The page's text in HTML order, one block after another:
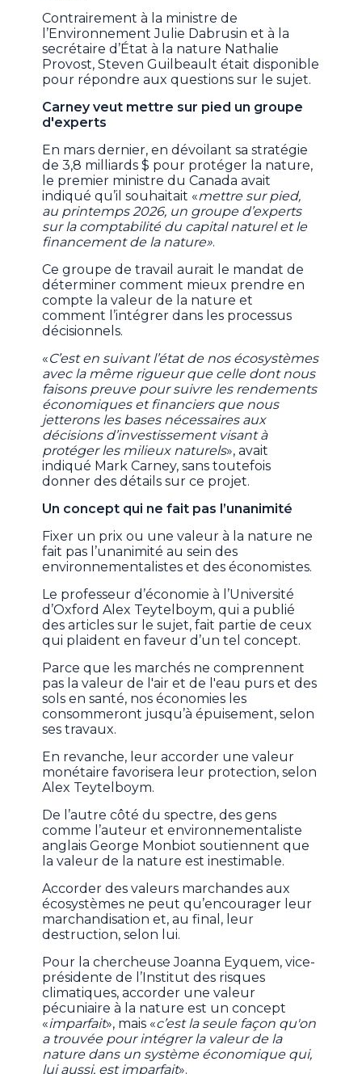
Contrairement à la ministre de
l’Environnement Julie Dabrusin et à la
secrétaire d’État à la nature Nathalie
Provost, Steven Guilbeault était disponible
pour répondre aux questions sur le sujet.
Carney veut mettre sur pied un groupe
d'experts
En mars dernier, en dévoilant sa stratégie
de 3,8 milliards $ pour protéger la nature,
le premier ministre du Canada avait
indiqué qu’il souhaitait «mettre sur pied,
au printemps 2026, un groupe d’experts
sur la comptabilité du capital naturel et le
financement de la nature».
Ce groupe de travail aurait le mandat de
déterminer comment mieux prendre en
compte la valeur de la nature et
comment l’intégrer dans les processus
décisionnels.
«C’est en suivant l’état de nos écosystèmes
avec la même rigueur que celle dont nous
faisons preuve pour suivre les rendements
économiques et financiers que nous
jetterons les bases nécessaires aux
décisions d’investissement visant à
protéger les milieux naturels», avait
indiqué Mark Carney, sans toutefois
donner des détails sur ce projet.
Un concept qui ne fait pas l’unanimité
Fixer un prix ou une valeur à la nature ne
fait pas l’unanimité au sein des
environnementalistes et des économistes.
Le professeur d’économie à l’Université
d’Oxford Alex Teytelboym, qui a publié
des articles sur le sujet, fait partie de ceux
qui plaident en faveur d’un tel concept.
Parce que les marchés ne comprennent
pas la valeur de l'air et de l'eau purs et des
sols en santé, nos économies les
consommeront jusqu’à épuisement, selon
ses travaux.
En revanche, leur accorder une valeur
monétaire favorisera leur protection, selon
Alex Teytelboym.
De l’autre côté du spectre, des gens
comme l’auteur et environnementaliste
anglais George Monbiot soutiennent que
la valeur de la nature est inestimable.
Accorder des valeurs marchandes aux
écosystèmes ne peut qu’encourager leur
marchandisation et, au final, leur
destruction, selon lui.
Pour la chercheuse Joanna Eyquem, vice-
présidente de l’Institut des risques
climatiques, accorder une valeur
pécuniaire à la nature est un concept
«imparfait», mais «c’est la seule façon qu'on
a trouvée pour intégrer la valeur de la
nature dans un système économique qui,
lui aussi, est imparfait».